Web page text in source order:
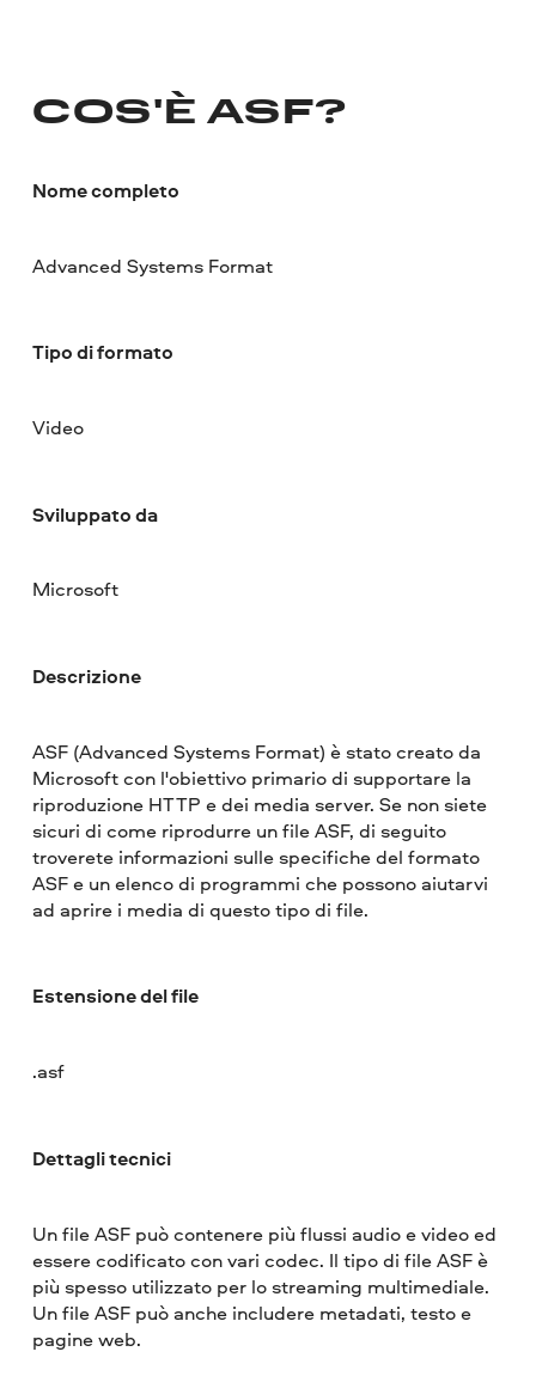
COS'È ASF?
Nome completo
Advanced Systems Format
Tipo di formato
Video
Sviluppato da
Microsoft
Descrizione
ASF (Advanced Systems Format) è stato creato da
Microsoft con l'obiettivo primario di supportare la
riproduzione HTTP e dei media server. Se non siete
sicuri di come riprodurre un file ASF, di seguito
troverete informazioni sulle specifiche del formato
ASF e un elenco di programmi che possono aiutarvi
ad aprire i media di questo tipo di file.
Estensione del file
.asf
Dettagli tecnici
Un file ASF può contenere più flussi audio e video ed
essere codificato con vari codec. Il tipo di file ASF è
più spesso utilizzato per lo streaming multimediale.
Un file ASF può anche includere metadati, testo e
pagine web.